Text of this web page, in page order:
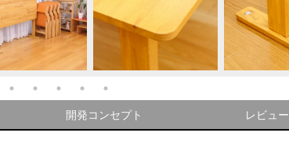
開発コンセプト レビュー